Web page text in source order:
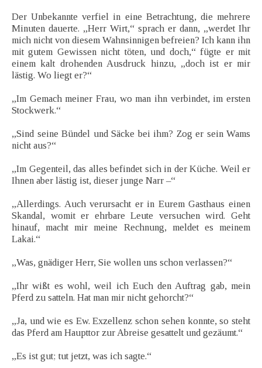
Der Unbekannte verfiel in eine Betrachtung, die mehrere
Minuten dauerte. „Herr Wirt,“ sprach er dann, „werdet Ihr
mich nicht von diesem Wahnsinnigen befreien? Ich kann ihn
mit gutem Gewissen nicht töten, und doch,“ fügte er mit
einem kalt drohenden Ausdruck hinzu, „doch ist er mir
lästig. Wo liegt er?“
„Im Gemach meiner Frau, wo man ihn verbindet, im ersten
Stockwerk.“
„Sind seine Bündel und Säcke bei ihm? Zog er sein Wams
nicht aus?“
„Im Gegenteil, das alles befindet sich in der Küche. Weil er
Ihnen aber lästig ist, dieser junge Narr –“
„Allerdings. Auch verursacht er in Eurem Gasthaus einen
Skandal, womit er ehrbare Leute versuchen wird. Geht
hinauf, macht mir meine Rechnung, meldet es meinem
Lakai.“
„Was, gnädiger Herr, Sie wollen uns schon verlassen?“
„Ihr wißt es wohl, weil ich Euch den Auftrag gab, mein
Pferd zu satteln. Hat man mir nicht gehorcht?“
„Ja, und wie es Ew. Exzellenz schon sehen konnte, so steht
das Pferd am Haupttor zur Abreise gesattelt und gezäumt.“
„Es ist gut; tut jetzt, was ich sagte.“